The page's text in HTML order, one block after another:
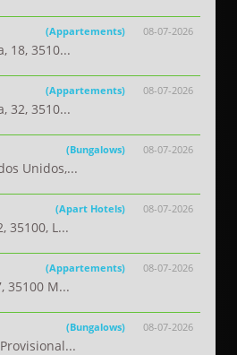
08-07-2026
(Appartements)
18, 3510...
08-07-2026
(Appartements)
32, 3510...
08-07-2026
(Bungalows)
Unidos,...
08-07-2026
(Apart Hotels)
35100, L...
08-07-2026
(Appartements)
35100 M...
08-07-2026
(Bungalows)